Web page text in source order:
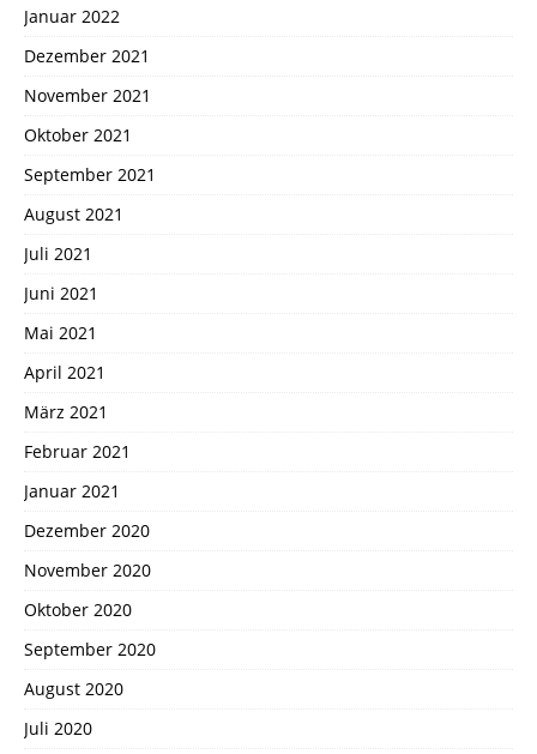
Januar 2022
Dezember 2021
November 2021
Oktober 2021
September 2021
August 2021
Juli 2021
Juni 2021
Mai 2021
April 2021
März 2021
Februar 2021
Januar 2021
Dezember 2020
November 2020
Oktober 2020
September 2020
August 2020
Juli 2020